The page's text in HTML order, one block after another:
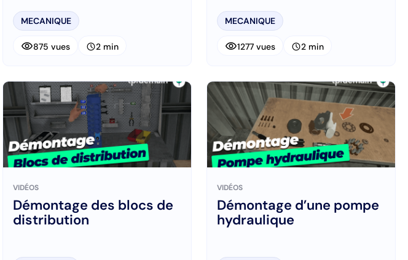
MECANIQUE
visibility875 vues schedule2 min
MECANIQUE
visibility1277 vues schedule2 min
VIDÉOS
Démontage des blocs de
distribution
VIDÉOS
Démontage d’une pompe
hydraulique